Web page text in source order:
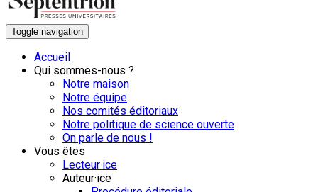
Toggle navigation
Accueil
Qui sommes-nous ?
Notre maison
Notre équipe
Nos comités éditoriaux
Notre politique de science ouverte
On parle de nous !
Vous êtes
Lecteur·ice
Auteur·ice